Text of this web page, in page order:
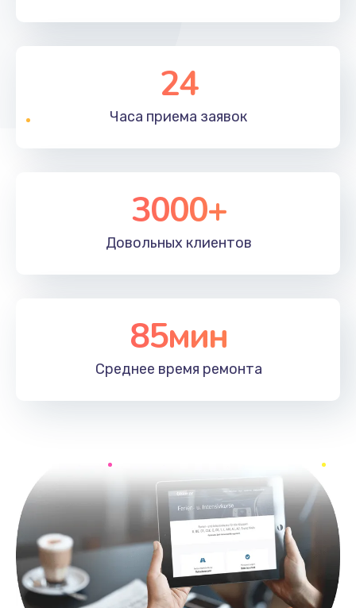
24
Часа приема заявок
3000+
Довольных клиентов
85мин
Среднее время ремонта